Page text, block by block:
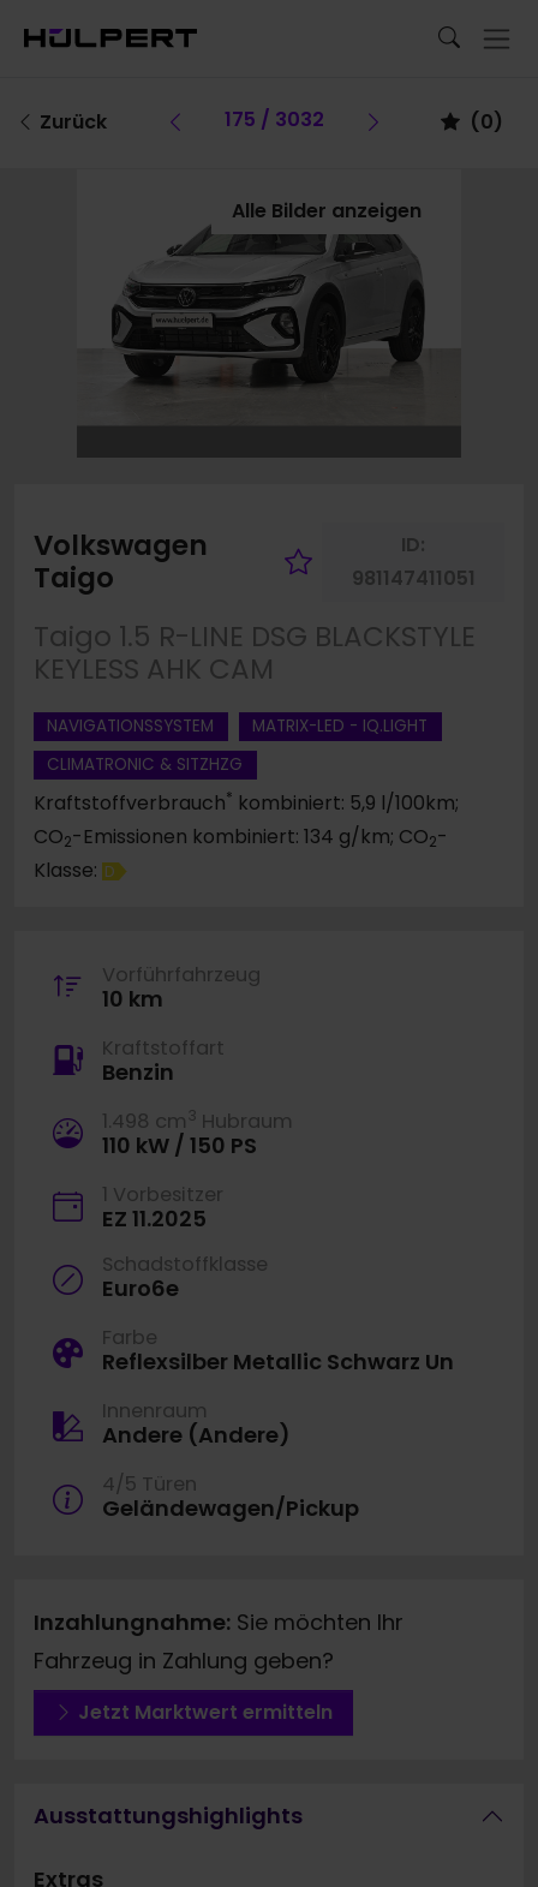
Zurück Vorheriges Fahrzeug
175 / 3032 Vorheriges
(0)
Alle Bilder anzeigen
Volkswagen
Taigo
Fahrzeug
ID:
981147411051
Taigo 1.5 R-LINE DSG BLACKSTYLE
KEYLESS AHK CAM
NAVIGATIONSSYSTEM
MATRIX-LED - IQ.LIGHT
CLIMATRONIC & SITZHZG
Kraftstoffverbrauch* kombiniert: 5,9 l/100km;
CO2-Emissionen kombiniert: 134 g/km; CO2-
Klasse: D
Vorführfahrzeug
10 km
Kraftstoffart
Benzin
1.498 cm 3 Hubraum
110 kW / 150 PS
1 Vorbesitzer
EZ 11.2025
Schadstoffklasse
Euro6e
Farbe
Reflexsilber Metallic Schwarz Un
Innenraum
Andere (Andere)
4/5 Türen
Geländewagen/Pickup
Inzahlungnahme: Sie möchten Ihr
Fahrzeug in Zahlung geben?
Jetzt Marktwert ermitteln
Ausstattungshighlights
Extras